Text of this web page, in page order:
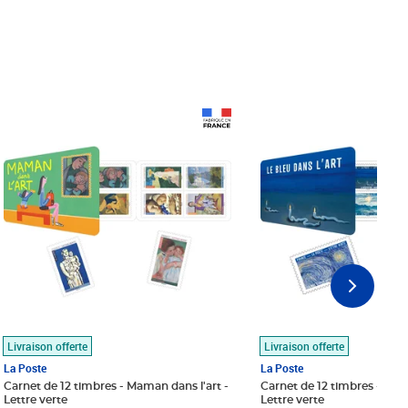
Livraison offerte
La Poste
Carnet de 12 timbres - Maman dans l'art -
Lettre verte
Livraison offerte
La Poste
Carnet de 12 timbres - Le
Lettre verte